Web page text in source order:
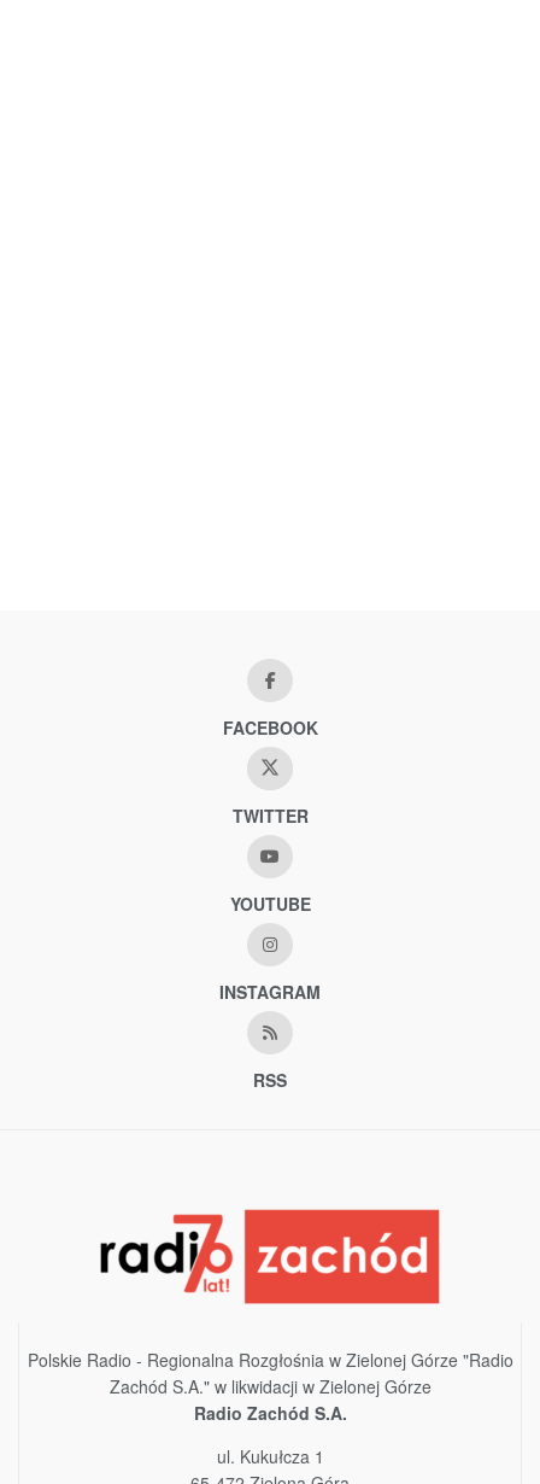
FACEBOOK
TWITTER
YOUTUBE
INSTAGRAM
RSS
Polskie Radio - Regionalna Rozgłośnia w Zielonej Górze "Radio
Zachód S.A." w likwidacji w Zielonej Górze
Radio Zachód S.A.
ul. Kukułcza 1